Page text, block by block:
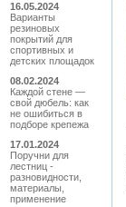
16.05.2024
Варианты
резиновых
покрытий для
спортивных и
детских площадок
08.02.2024
Каждой стене —
свой дюбель: как
не ошибиться в
подборе крепежа
17.01.2024
Поручни для
лестниц -
разновидности,
материалы,
применение